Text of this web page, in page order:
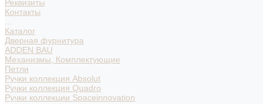
Реквизиты
Контакты
Каталог
Дверная фурнитура
ADDEN BAU
Механизмы, Комплектующие
Петли
Ручки коллекция Absolut
Ручки коллекция Quadro
Ручки коллекции Spaceinnovation